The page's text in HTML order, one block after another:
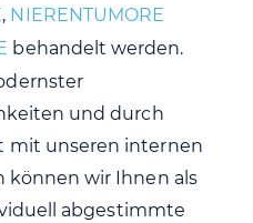
, NIERENTUMORE
behandelt werden.
und durch
mit unseren internen
können wir Ihnen als
abgestimmte